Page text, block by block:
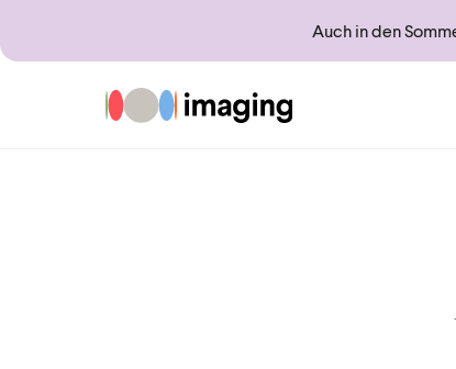
Auch in den
Zur Startseite